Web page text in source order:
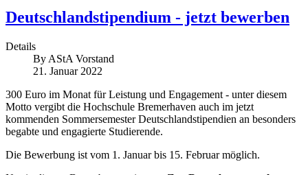
Deutschlandstipendium - jetzt bewerben
Details
By AStA Vorstand
21. Januar 2022
300 Euro im Monat für Leistung und Engagement - unter diesem
Motto vergibt die Hochschule Bremerhaven auch im jetzt
kommenden Sommersemester Deutschlandstipendien an besonders
begabte und engagierte Studierende.
Die Bewerbung ist vom 1. Januar bis 15. Februar möglich.